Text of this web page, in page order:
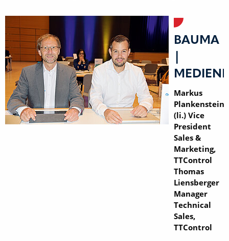
BAUMA
Markus
(li.) Vice
President
Sales &
Marketing,
TTControl
Thomas
Liensberger
Manager
Technical
Sales,
TTControl